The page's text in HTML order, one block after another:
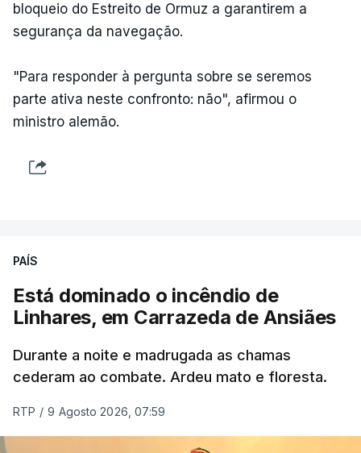
bloqueio do Estreito de Ormuz a garantirem a
segurança da navegação.
"Para responder à pergunta sobre se seremos
parte ativa neste confronto: não", afirmou o
ministro alemão.
PAÍS
Está dominado o incêndio de
Linhares, em Carrazeda de Ansiães
Durante a noite e madrugada as chamas
cederam ao combate. Ardeu mato e floresta.
RTP / 9 Agosto 2026, 07:59